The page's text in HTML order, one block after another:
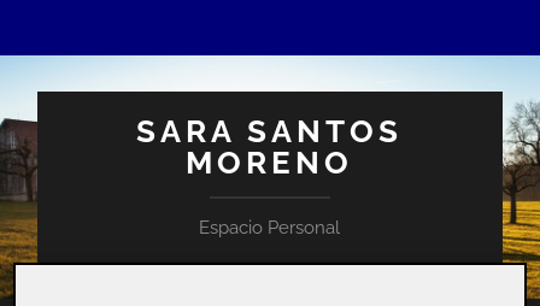
SARA SANTOS
MORENO
Espacio Personal